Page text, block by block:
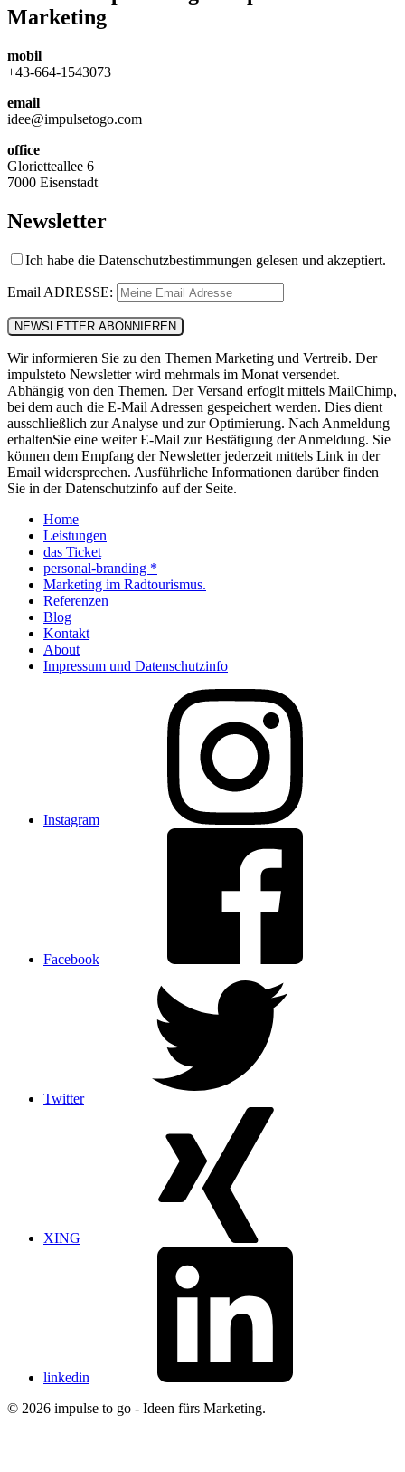
Marketing
mobil
+43-664-1543073
email
idee@impulsetogo.com
office
Glorietteallee 6
7000 Eisenstadt
Newsletter
Ich habe die Datenschutzbestimmungen gelesen und akzeptiert.
Email ADRESSE:
Wir informieren Sie zu den Themen Marketing und Vertreib. Der
impulsteto Newsletter wird mehrmals im Monat versendet.
Abhängig von den Themen. Der Versand erfoglt mittels MailChimp,
bei dem auch die E-Mail Adressen gespeichert werden. Dies dient
ausschließlich zur Analyse und zur Optimierung. Nach Anmeldung
erhaltenSie eine weiter E-Mail zur Bestätigung der Anmeldung. Sie
können dem Empfang der Newsletter jederzeit mittels Link in der
Email widersprechen. Ausführliche Informationen darüber finden
Sie in der Datenschutzinfo auf der Seite.
Home
Leistungen
das Ticket
personal-branding *
Marketing im Radtourismus.
Referenzen
Blog
Kontakt
About
Impressum und Datenschutzinfo
Instagram
Facebook
Twitter
XING
linkedin
© 2026 impulse to go - Ideen fürs Marketing.